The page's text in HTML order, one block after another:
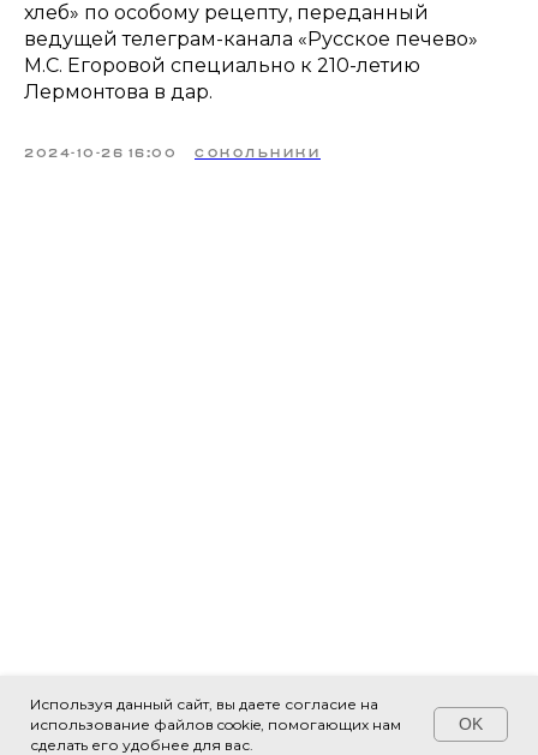
Используя данный сайт, вы даете согласие на
использование файлов cookie, помогающих нам
сделать его удобнее для вас.
OK
Свяжитесь с нами!
хлеб» по особому рецепту, переданный
ведущей телеграм-канала «Русское печево»
М.С. Егоровой специально к 210-летию
Лермонтова в дар.
2024-10-26 16:00 СОКОЛЬНИКИ